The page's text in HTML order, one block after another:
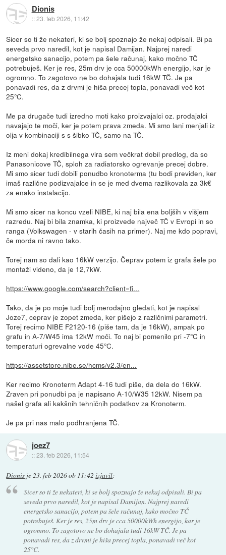
Dionis
::23. feb 2026, 11:42
Sicer so ti že nekateri, ki se bolj spoznajo že nekaj odpisali. Bi pa
seveda prvo naredil, kot je napisal Damijan. Najprej naredi
energetsko sanacijo, potem pa šele računaj, kako močno TČ
potrebuješ. Ker je res, 25m drv je cca 50000kWh energijo, kar je
ogromno. To zagotovo ne bo dohajala tudi 16kW TČ. Je pa
ponavadi res, da z drvmi je hiša precej topla, ponavadi več kot
25°C.
Me pa drugače tudi izredno moti kako proizvajalci oz. prodajalci
navajajo te moči, ker je potem prava zmeda. Mi smo lani menjali iz
olja v kombinaciji s s šibko TČ, samo na TČ.
Iz meni dokaj kredibilnega vira sem večkrat dobil predlog, da so
Panasonicove TČ, sploh za radiatorsko ogrevanje precej dobre.
Mi smo sicer tudi dobili ponudbo kronoterma (tu bodi previden, ker
imaš različne podizvajalce in se je med dvema razlikovala za 3k€
za enako instalacijo.
Mi smo sicer na koncu vzeli NIBE, ki naj bila ena boljših v višjem
razredu. Naj bi bila znamka, ki proizvede največ TČ v Evropi in so
ranga (Volkswagen - v starih časih na primer). Naj me kdo popravi,
če morda ni ravno tako.
Torej nam so dali kao 16kW verzijo. Čeprav potem iz grafa šele po
montaži videno, da je 12,7kW.
https://www.google.com/search?client=fi...
Tako, da je po moje tudi bolj merodajno gledati, kot je napisal
Joze7, ceprav je zopet zmeda, ker pišejo z različnimi parametri.
Torej recimo NIBE F2120-16 (piše tam, da je 16kW), ampak po
grafu in A-7/W45 ima 12kW moči. To naj bi pomenilo pri -7°C in
temperaturi ogrevalne vode 45°C.
https://assetstore.nibe.se/hcms/v2.3/en...
Ker recimo Kronoterm Adapt 4-16 tudi piše, da dela do 16kW.
Zraven pri ponudbi pa je napisano A-10/W35 12kW. Nisem pa
našel grafa ali kakšnih tehničnih podatkov za Kronoterm.
Je pa pri nas malo podhranjena TČ.
joez7
::23. feb 2026, 11:54
Dionis je 23. feb 2026 ob 11:42 izjavil:
Sicer so ti že nekateri, ki se bolj spoznajo že nekaj odpisali. Bi pa
seveda prvo naredil, kot je napisal Damijan. Najprej naredi
energetsko sanacijo, potem pa šele računaj, kako močno TČ
potrebuješ. Ker je res, 25m drv je cca 50000kWh energijo, kar je
ogromno. To zagotovo ne bo dohajala tudi 16kW TČ. Je pa
ponavadi res, da z drvmi je hiša precej topla, ponavadi več kot
25°C.